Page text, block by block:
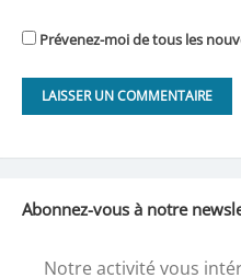
Prévenez-moi de tous les
Abonnez-vous à notre
Notre activité vous